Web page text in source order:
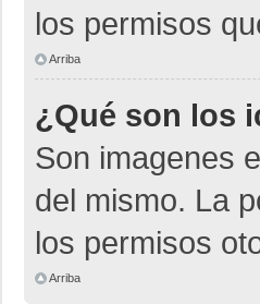
los permisos
Arriba
¿Qué son los
Son imagenes
del mismo. La
los permisos
Arriba